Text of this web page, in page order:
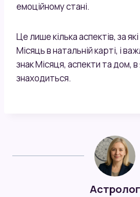
емоційному стані.
Це лише кілька аспектів, за
Місяць в натальній карті, і
знак Місяця, аспекти та дом, в
знаходиться.
Астролог